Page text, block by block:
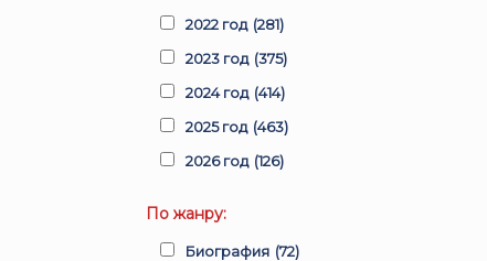
2022 год (281)
2023 год (375)
2024 год (414)
2025 год (463)
2026 год (126)
По жанру:
Биография (72)